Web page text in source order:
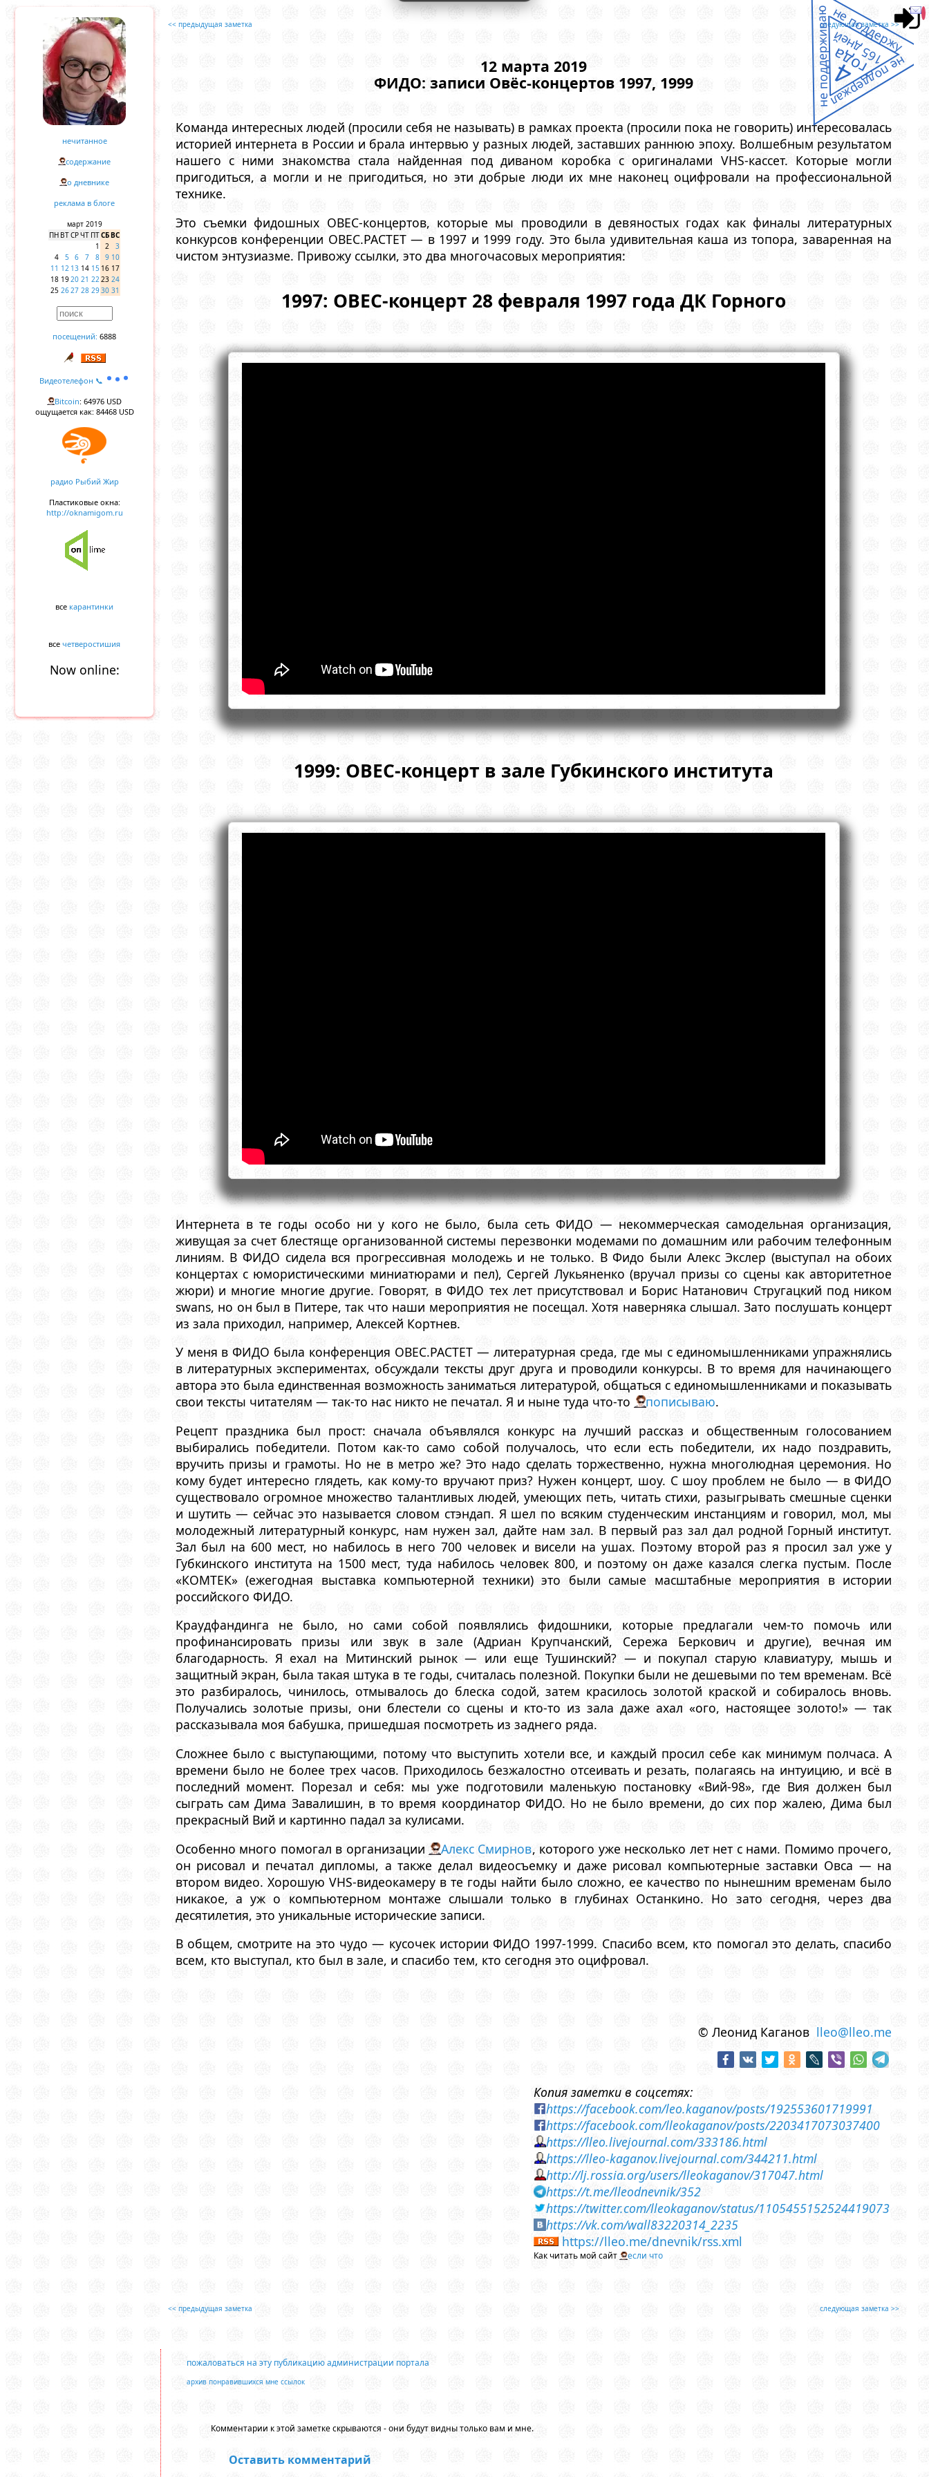
нечитанное
содержание
о дневнике
реклама в блоге
март 2019
ПН ВТСРЧТ ПТСБВС
1
2
3
4
5 6 7 8 9 10
11 12 13 14 15 16 17
18 1920 21 2223 24
25 2627 28 2930 31
посещений: 6888
Видеотелефон 📞
Bitcoin: 64976 USD
ощущается как: 84468 USD
радио Рыбий Жир
Пластиковые окна:
http://oknamigom.ru
все карантинки
все четверостишия
Now online:
<< предыдущая заметка следующая заметка >>
12 марта 2019
ФИДО: записи Овёс-концертов 1997, 1999
Команда интересных людей (просили себя не называть) в рамках проекта (просили пока не говорить) интересовалась
историей интернета в России и брала интервью у разных людей, заставших раннюю эпоху. Волшебным результатом
нашего с ними знакомства стала найденная под диваном коробка с оригиналами VHS-кассет. Которые могли
пригодиться, а могли и не пригодиться, но эти добрые люди их мне наконец оцифровали на профессиональной
технике.
Это съемки фидошных ОВЕС-концертов, которые мы проводили в девяностых годах как финалы литературных
конкурсов конференции OBEC.PACTET — в 1997 и 1999 году. Это была удивительная каша из топора, заваренная на
чистом энтузиазме. Привожу ссылки, это два многочасовых мероприятия:
1997: ОВЕС-концерт 28 февраля 1997 года ДК Горного
1999: ОВЕС-концерт в зале Губкинского института
Интернета в те годы особо ни у кого не было, была сеть ФИДО — некоммерческая самодельная организация,
живущая за счет блестяще организованной системы перезвонки модемами по домашним или рабочим телефонным
линиям. В ФИДО сидела вся прогрессивная молодежь и не только. В Фидо были Алекс Экслер (выступал на обоих
концертах с юмористическими миниатюрами и пел), Сергей Лукьяненко (вручал призы со сцены как авторитетное
жюри) и многие многие другие. Говорят, в ФИДО тех лет присутствовал и Борис Натанович Стругацкий под ником
swans, но он был в Питере, так что наши мероприятия не посещал. Хотя наверняка слышал. Зато послушать концерт
из зала приходил, например, Алексей Кортнев.
У меня в ФИДО была конференция OBEC.PACTET — литературная среда, где мы с единомышленниками упражнялись
в литературных экспериментах, обсуждали тексты друг друга и проводили конкурсы. В то время для начинающего
автора это была единственная возможность заниматься литературой, общаться с единомышленниками и показывать
свои тексты читателям — так-то нас никто не печатал. Я и ныне туда что-то
пописываю.
Рецепт праздника был прост: сначала объявлялся конкурс на лучший рассказ и общественным голосованием
выбирались победители. Потом как-то само собой получалось, что если есть победители, их надо поздравить,
вручить призы и грамоты. Но не в метро же? Это надо сделать торжественно, нужна многолюдная церемония. Но
кому будет интересно глядеть, как кому-то вручают приз? Нужен концерт, шоу. С шоу проблем не было — в ФИДО
существовало огромное множество талантливых людей, умеющих петь, читать стихи, разыгрывать смешные сценки
и шутить — сейчас это называется словом стэндап. Я шел по всяким студенческим инстанциям и говорил, мол, мы
молодежный литературный конкурс, нам нужен зал, дайте нам зал. В первый раз зал дал родной Горный институт.
Зал был на 600 мест, но набилось в него 700 человек и висели на ушах. Поэтому второй раз я просил зал уже у
Губкинского института на 1500 мест, туда набилось человек 800, и поэтому он даже казался слегка пустым. После
«КОМТЕК» (ежегодная выставка компьютерной техники) это были самые масштабные мероприятия в истории
российского ФИДО.
Краудфандинга не было, но сами собой появлялись фидошники, которые предлагали чем-то помочь или
профинансировать призы или звук в зале (Адриан Крупчанский, Сережа Беркович и другие), вечная им
благодарность. Я ехал на Митинский рынок — или еще Тушинский? — и покупал старую клавиатуру, мышь и
защитный экран, была такая штука в те годы, считалась полезной. Покупки были не дешевыми по тем временам. Всё
это разбиралось, чинилось, отмывалось до блеска содой, затем красилось золотой краской и собиралось вновь.
Получались золотые призы, они блестели со сцены и кто-то из зала даже ахал «ого, настоящее золото!» — так
рассказывала моя бабушка, пришедшая посмотреть из заднего ряда.
Сложнее было с выступающими, потому что выступить хотели все, и каждый просил себе как минимум полчаса. А
времени было не более трех часов. Приходилось безжалостно отсеивать и резать, полагаясь на интуицию, и всё в
последний момент. Порезал и себя: мы уже подготовили маленькую постановку «Вий-98», где Вия должен был
сыграть сам Дима Завалишин, в то время координатор ФИДО. Но не было времени, до сих пор жалею, Дима был
прекрасный Вий и картинно падал за кулисами.
Особенно много помогал в организации
Алекс Смирнов, которого уже несколько лет нет с нами. Помимо прочего,
он рисовал и печатал дипломы, а также делал видеосъемку и даже рисовал компьютерные заставки Овса — на
втором видео. Хорошую VHS-видеокамеру в те годы найти было сложно, ее качество по нынешним временам было
никакое, а уж о компьютерном монтаже слышали только в глубинах Останкино. Но зато сегодня, через два
десятилетия, это уникальные исторические записи.
В общем, смотрите на это чудо — кусочек истории ФИДО 1997-1999. Спасибо всем, кто помогал это делать, спасибо
всем, кто выступал, кто был в зале, и спасибо тем, кто сегодня это оцифровал.
© Леонид Каганов lleo@lleo.me
Копия заметки в соцсетях:
https://facebook.com/leo.kaganov/posts/192553601719991
https://facebook.com/lleokaganov/posts/2203417073037400
https://lleo.livejournal.com/333186.html
https://lleo-kaganov.livejournal.com/344211.html
http://lj.rossia.org/users/lleokaganov/317047.html
https://t.me/lleodnevnik/352
https://twitter.com/lleokaganov/status/1105455152524419073
https://vk.com/wall83220314_2235
https://lleo.me/dnevnik/rss.xml
Как читать мой сайт если что
<< предыдущая заметка следующая заметка >>
пожаловаться на эту публикацию администрации портала
архив понравившихся мне ссылок
Комментарии к этой заметке скрываются - они будут видны только вам и мне.
Оставить комментарий
не поддержал
не поддерживаюне поддержу
4
года
165 дней